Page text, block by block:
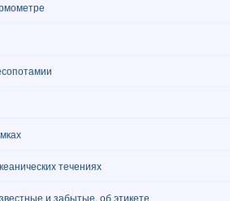
течениях
и забытые, об этикете